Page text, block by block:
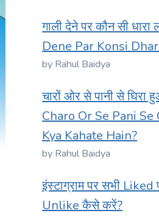
गाली देने पर कौन सी
Dene Par Konsi
by Rahul Baidya
चारों ओर से पानी से घिरा
Charo Or Se Pani Se
Kya Kahate Hain?
by Rahul Baidya
इंस्टाग्राम पर सभी
Unlike कैसे करें?